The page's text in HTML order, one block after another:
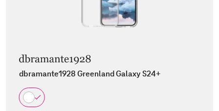
dbramante1928 Greenland Galaxy S24+